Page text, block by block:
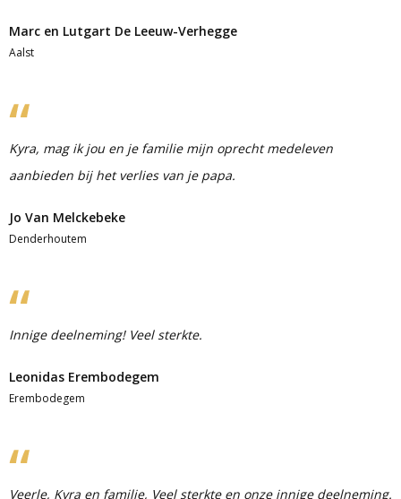
Marc en Lutgart De Leeuw-Verhegge
Aalst
Kyra, mag ik jou en je familie mijn oprecht medeleven
aanbieden bij het verlies van je papa.
Jo Van Melckebeke
Denderhoutem
Innige deelneming! Veel sterkte.
Leonidas Erembodegem
Erembodegem
Veerle, Kyra en familie, Veel sterkte en onze innige deelneming.